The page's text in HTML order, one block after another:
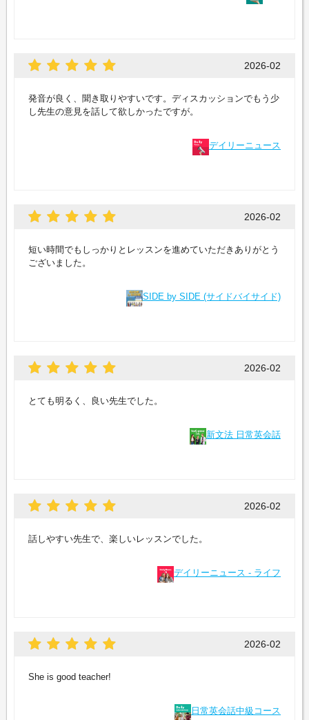
2026-02
発音が良く、聞き取りやすいです。ディスカッションでもう少
し先生の意見を話して欲しかったですが。
デイリーニュース
2026-02
短い時間でもしっかりとレッスンを進めていただきありがとう
ございました。
SIDE by SIDE (サイドバイサイド)
2026-02
とても明るく、良い先生でした。
新文法 日常英会話
2026-02
話しやすい先生で、楽しいレッスンでした。
デイリーニュース - ライフ
2026-02
She is good teacher!
日常英会話中級コース